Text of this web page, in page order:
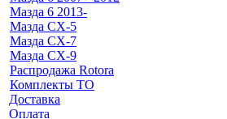
Мазда 6 2013-
Мазда CX-5
Мазда CX-7
Мазда СХ-9
Распродажа Rotora
Комплекты ТО
Доставка
Оплата